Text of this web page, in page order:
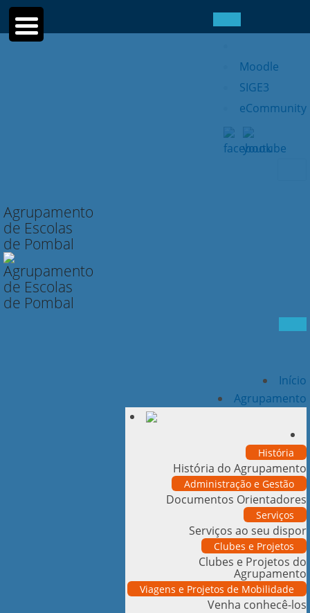
Moodle
SIGE3
eCommunity
Agrupamento
de Escolas
de Pombal
Início
Agrupamento
História
História do Agrupamento
Administração e Gestão
Documentos Orientadores
Serviços
Serviços ao seu dispor
Clubes e Projetos
Clubes e Projetos do
Agrupamento
Viagens e Projetos de Mobilidade
Venha conhecê-los